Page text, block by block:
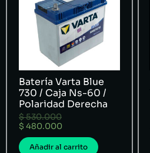
Batería Varta Blue
730 / Caja Ns-60 /
Polaridad Derecha
$530.000
$ 480.000
Añadir al carrito